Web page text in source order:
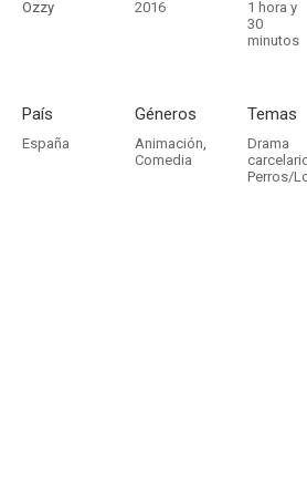
Ozzy 2016
1 hora y
30
minutos
País
España
Géneros
Animación,
Comedia
Temas
Drama
Perros/